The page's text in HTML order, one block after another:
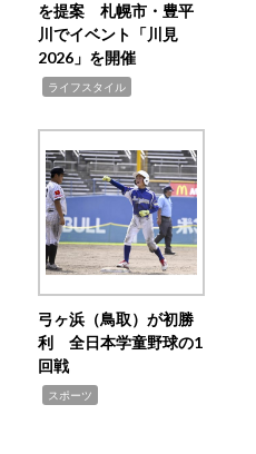
を提案 札幌市・豊平
川でイベント「川見
2026」を開催
ライフスタイル
弓ヶ浜（鳥取）が初勝
利 全日本学童野球の1
回戦
スポーツ